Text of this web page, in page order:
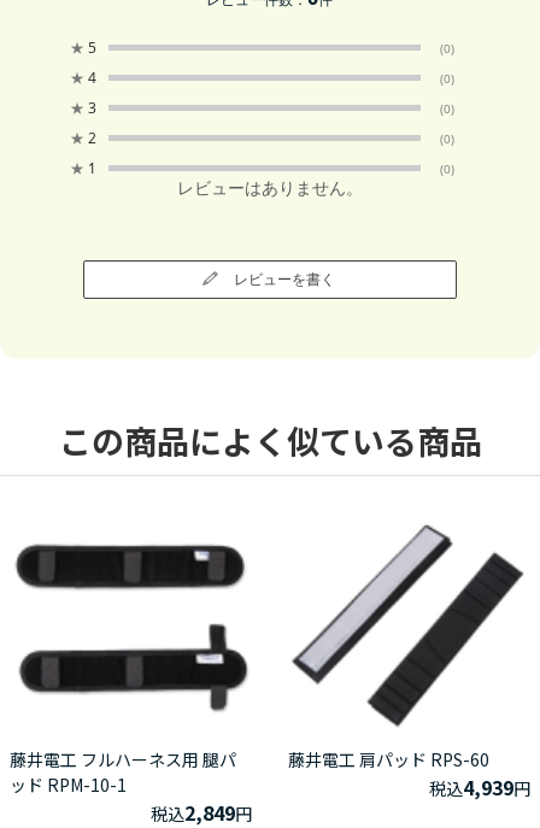
★ 5 (0)
★ 4 (0)
★ 3 (0)
★ 2 (0)
★ 1 (0)
レビューはありません。
レビューを書く
この商品によく似ている商品
藤井電工 フルハーネス用 腿パ
ッド RPM-10-1
税込2,849円
藤井電工 肩パッド RPS-60
税込4,939円